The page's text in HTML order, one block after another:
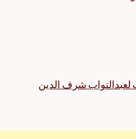
لعبدالتواب شرف الدين